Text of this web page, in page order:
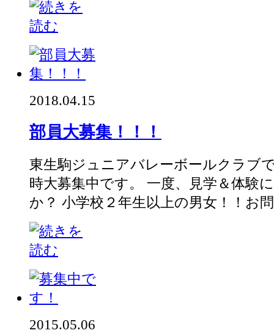
2018.04.15
部員大募集！！！
東生駒ジュニアバレーボールクラブ
時大募集中です。 一度、見学＆体験
か？ 小学校２年生以上の男女！！お
2015.05.06